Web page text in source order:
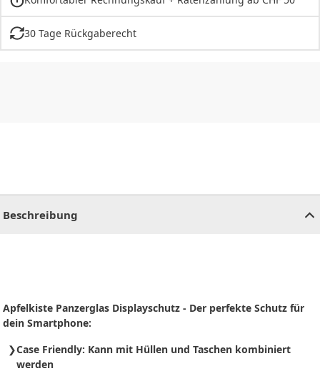
30 Tage Rückgaberecht
Beschreibung
Apfelkiste Panzerglas Displayschutz - Der perfekte Schutz für
dein Smartphone:
Case Friendly: Kann mit Hüllen und Taschen kombiniert
werden